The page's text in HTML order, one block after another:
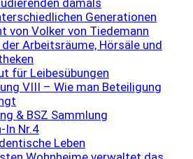
damals
Generationen
von Volker von Tiedemann
der Arbeitsräume, Hörsäle und
für Leibesübungen
VIII – Wie man Beteiligung
& BSZ Sammlung
In Nr.4
Leben